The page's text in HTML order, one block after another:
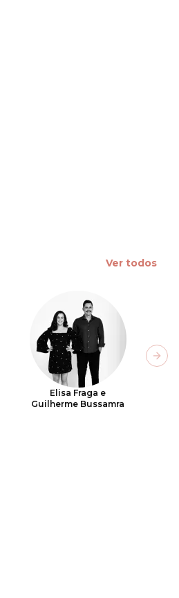
Ver todos
Elisa Fraga e
Guilherme Bussamra